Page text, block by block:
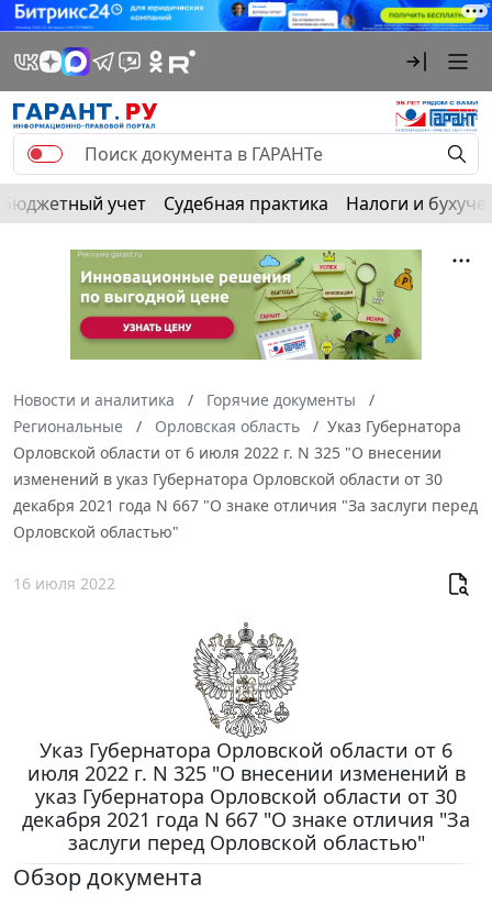
Бюджетный учет Судебная практика Налоги и
Новости и аналитика
Горячие документы
Региональные
Орловская область
Указ Губернатора
Орловской области от 6 июля 2022 г. N 325 "О внесении
изменений в указ Губернатора Орловской области от 30
декабря 2021 года N 667 "О знаке отличия "За заслуги перед
Орловской областью"
16 июля 2022
Указ Губернатора Орловской области от 6
июля 2022 г. N 325 "О внесении изменений в
указ Губернатора Орловской области от 30
декабря 2021 года N 667 "О знаке отличия "За
заслуги перед Орловской областью"
Обзор документа